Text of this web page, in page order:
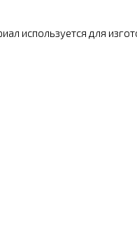
используется для